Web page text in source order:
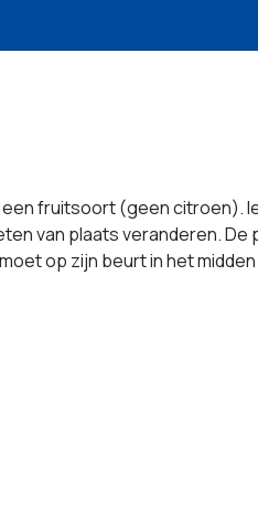
fruitsoort (geen citroen).
van plaats veranderen. De
op zijn beurt in het